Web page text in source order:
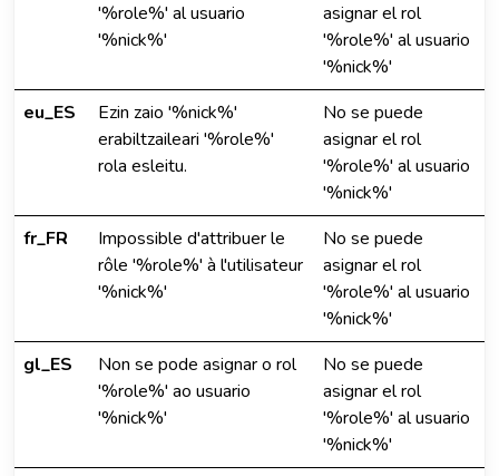
'%role%' al usuario
'%nick%'
asignar el rol
'%role%' al usuario
'%nick%'
eu_ES
Ezin zaio '%nick%'
erabiltzaileari '%role%'
rola esleitu.
No se puede
asignar el rol
'%role%' al usuario
'%nick%'
fr_FR
Impossible d'attribuer le
rôle '%role%' à l'utilisateur
'%nick%'
No se puede
asignar el rol
'%role%' al usuario
'%nick%'
gl_ES
Non se pode asignar o rol
'%role%' ao usuario
'%nick%'
No se puede
asignar el rol
'%role%' al usuario
'%nick%'